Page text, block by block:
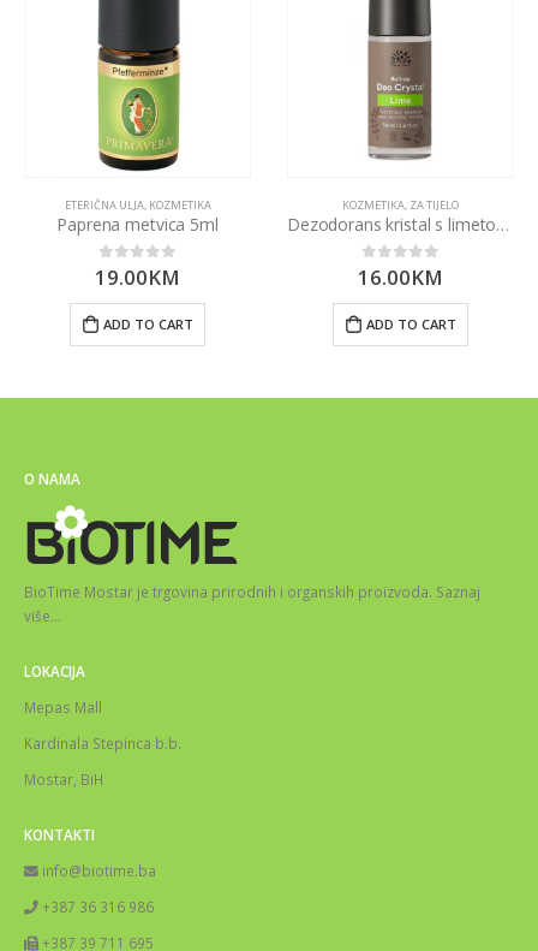
ETERIČNA ULJA, KOZMETIKA
Paprena metvica 5ml
0 out of 5
19.00KM
ADD TO CART
KOZMETIKA, ZA TIJELO
Dezodorans kristal s limetom roll on 50ml
0 out of 5
16.00KM
ADD TO CART
O NAMA
BioTime Mostar je trgovina prirodnih i organskih proizvoda. Saznaj
više…
LOKACIJA
Mepas Mall
Kardinala Stepinca b.b.
Mostar, BiH
KONTAKTI
info@biotime.ba
+387 36 316 986
+387 39 711 695